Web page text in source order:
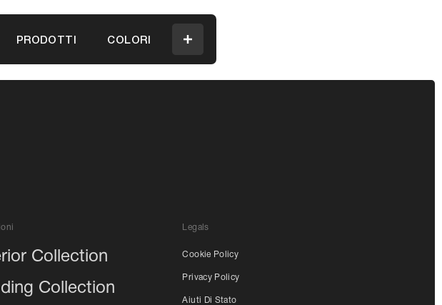
PRODOTTI COLORI Menu
Collection
Collection
Legals
Cookie Policy
Privacy Policy
Aiuti Di Stato